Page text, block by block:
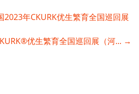
年CKURK优生繁育全国巡回展
优生繁育全国巡回展（河... →